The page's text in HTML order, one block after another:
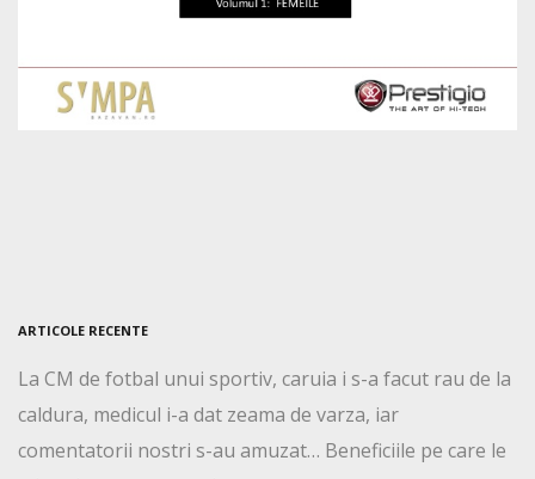
ARTICOLE RECENTE
La CM de fotbal unui sportiv, caruia i s-a facut rau de la
caldura, medicul i-a dat zeama de varza, iar
comentatorii nostri s-au amuzat… Beneficiile pe care le